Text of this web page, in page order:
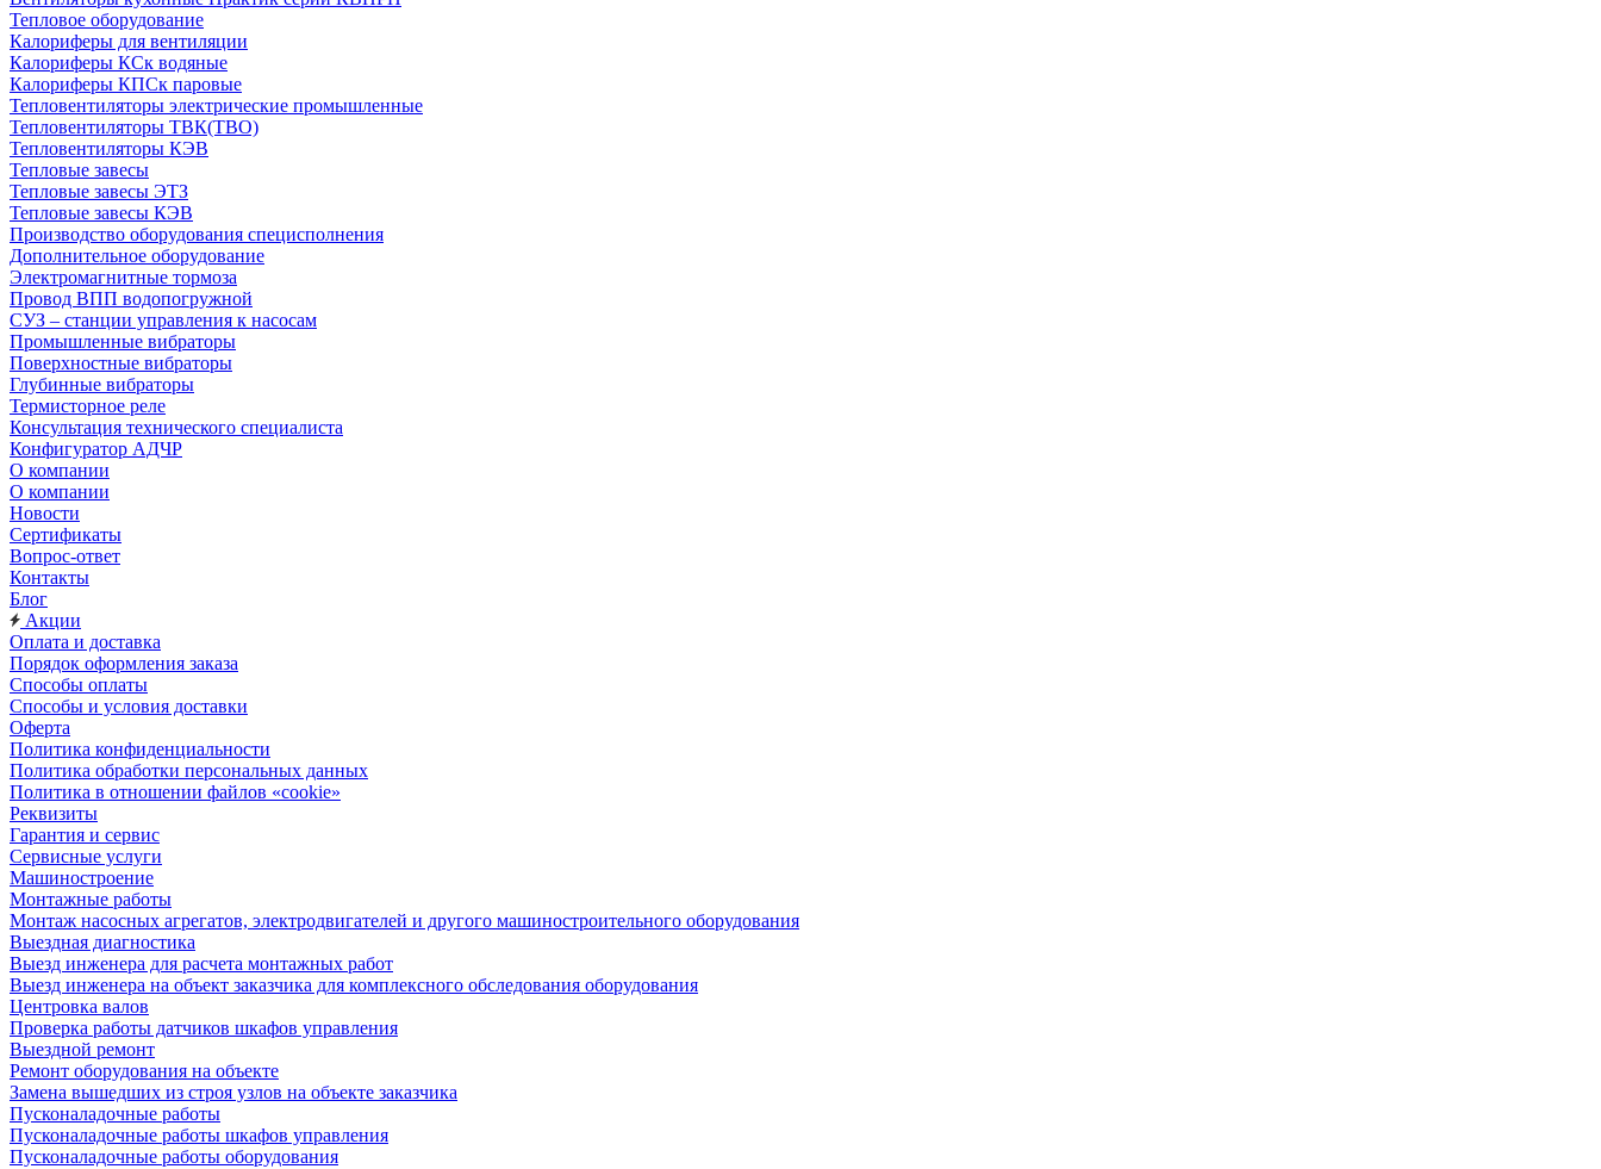
Тепловое оборудование
Калориферы для вентиляции
Калориферы КСк водяные
Калориферы КПСк паровые
Тепловентиляторы электрические промышленные
Тепловентиляторы ТВК(ТВО)
Тепловентиляторы КЭВ
Тепловые завесы
Тепловые завесы ЭТЗ
Тепловые завесы КЭВ
Производство оборудования специсполнения
Дополнительное оборудование
Электромагнитные тормоза
Провод ВПП водопогружной
СУЗ – станции управления к насосам
Промышленные вибраторы
Поверхностные вибраторы
Глубинные вибраторы
Термисторное реле
Консультация технического специалиста
Конфигуратор АДЧР
О компании
О компании
Новости
Сертификаты
Вопрос-ответ
Контакты
Блог
Акции
Оплата и доставка
Порядок оформления заказа
Способы оплаты
Способы и условия доставки
Оферта
Политика конфиденциальности
Политика обработки персональных данных
Политика в отношении файлов «cookie»
Реквизиты
Гарантия и сервис
Сервисные услуги
Машиностроение
Монтажные работы
Монтаж насосных агрегатов, электродвигателей и другого машиностроительного оборудования
Выездная диагностика
Выезд инженера для расчета монтажных работ
Выезд инженера на объект заказчика для комплексного обследования оборудования
Центровка валов
Проверка работы датчиков шкафов управления
Выездной ремонт
Ремонт оборудования на объекте
Замена вышедших из строя узлов на объекте заказчика
Пусконаладочные работы
Пусконаладочные работы шкафов управления
Пусконаладочные работы оборудования